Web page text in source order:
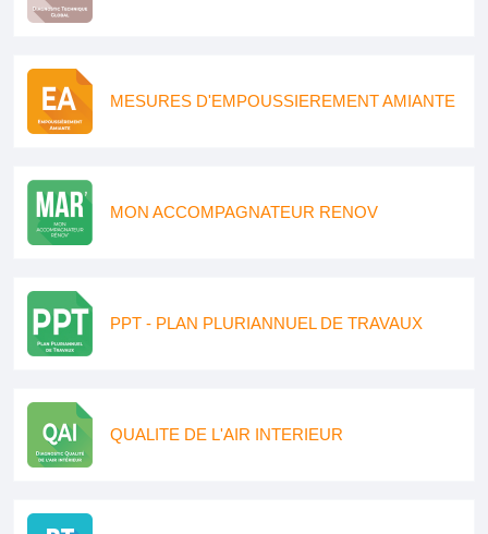
MESURES D'EMPOUSSIEREMENT AMIANTE
MON ACCOMPAGNATEUR RENOV
PPT - PLAN PLURIANNUEL DE TRAVAUX
QUALITE DE L'AIR INTERIEUR